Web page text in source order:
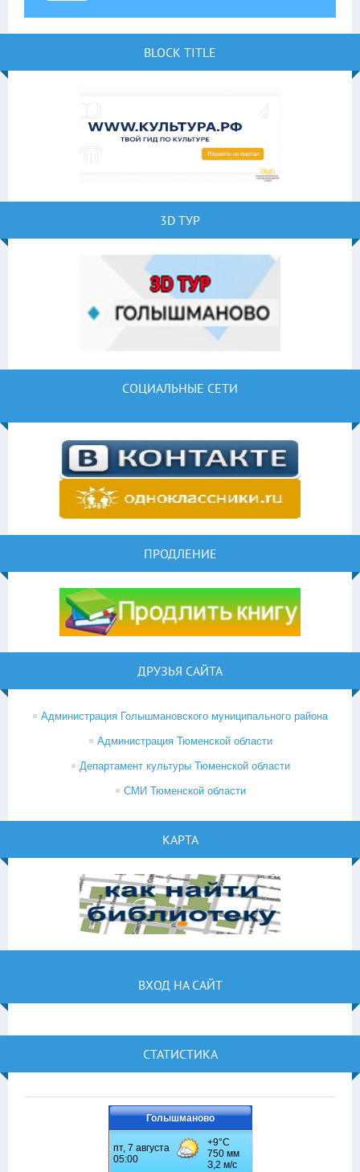
BLOCK TITLE
3D ТУР
СОЦИАЛЬНЫЕ СЕТИ
ПРОДЛЕНИЕ
ДРУЗЬЯ САЙТА
Администрация Голышмановского муниципального района
Администрация Тюменской области
Департамент культуры Тюменской области
СМИ Тюменской области
КАРТА
ВХОД НА САЙТ
СТАТИСТИКА
Голышманово